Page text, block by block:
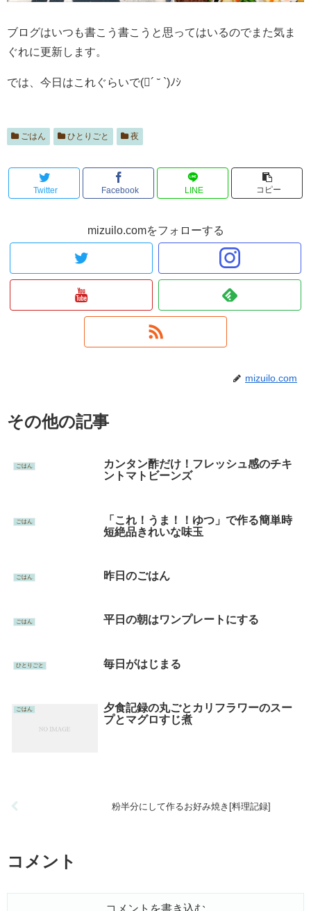
ブログはいつも書こう書こうと思ってはいるのでまた気ま
ぐれに更新します。
では、今日はこれぐらいで(´ ˘ `)ﾉｼ
ごはん ひとりごと 夜
Twitter Facebook LINE コピー
mizuilo.comをフォローする
mizuilo.com
その他の記事
ごはん
カンタン酢だけ！フレッシュ感のチキ
ントマトビーンズ
ごはん
「これ！うま！！ゆつ」で作る簡単時
短絶品きれいな味玉
ごはん 昨日のごはん
ごはん 平日の朝はワンプレートにする
ひとりごと 毎日がはじまる
ごはん
夕食記録の丸ごとカリフラワーのスー
プとマグロすじ煮
粉半分にして作るお好み焼き[料理記録]
コメント
コメントを書き込む